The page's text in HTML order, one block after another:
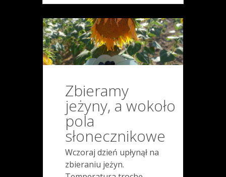
Zbieramy
jeżyny, a wokoło
pola
słonecznikowe
Wczoraj dzień upłynął na
zbieraniu jeżyn.